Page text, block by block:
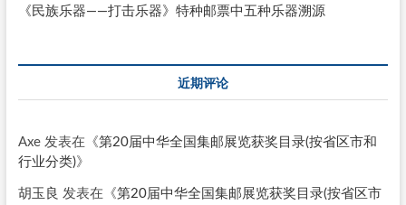
《民族乐器——打击乐器》特种邮票中五种乐器溯源
近期评论
Axe发表在《第20届中华全国集邮展览获奖目录(按省区市和
行业分类)》
胡玉良 发表在《第20届中华全国集邮展览获奖目录(按省区市